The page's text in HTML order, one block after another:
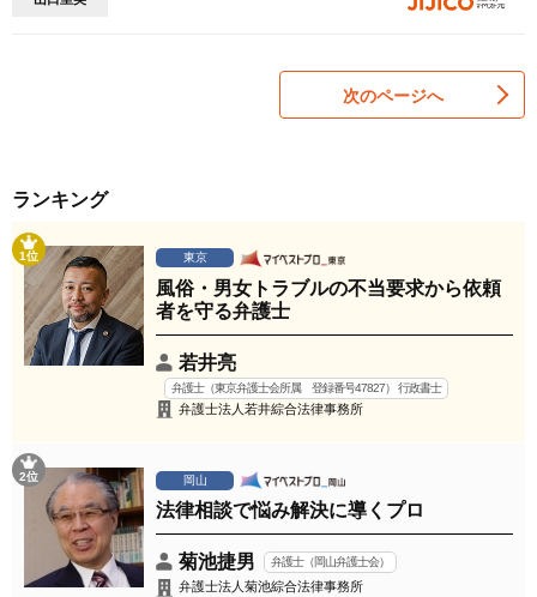
次のページへ
ランキング
1位 東京
風俗・男女トラブルの不当要求から依頼
者を守る弁護士
若井亮
弁護士（東京弁護士会所属 登録番号47827） 行政書士
弁護士法人若井綜合法律事務所
2位 岡山
法律相談で悩み解決に導くプロ
菊池捷男 弁護士（岡山弁護士会）
弁護士法人菊池綜合法律事務所